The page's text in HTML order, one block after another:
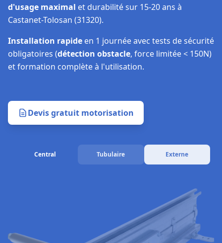
d'usage maximal et durabilité sur 15-20 ans à
Castanet-Tolosan (31320).
Installation rapide en 1 journée avec tests de sécurité
obligatoires (détection obstacle, force limitée < 150N)
et formation complète à l'utilisation.
Devis gratuit motorisation
Central Tubulaire Externe